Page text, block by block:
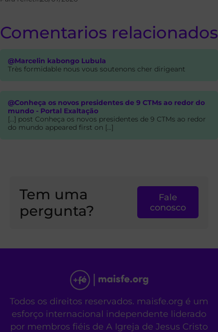
Comentarios relacionados
@Marcelin kabongo Lubula
Très formidable nous vous soutenons cher dirigeant
@Conheça os novos presidentes de 9 CTMs ao redor do
mundo - Portal Exaltação
[…] post Conheça os novos presidentes de 9 CTMs ao redor
do mundo appeared first on […]
Tem uma
pergunta?
Fale
conosco
Todos os direitos reservados. maisfe.org é um
esforço internacional independente liderado
por membros fiéis de A Igreja de Jesus Cristo